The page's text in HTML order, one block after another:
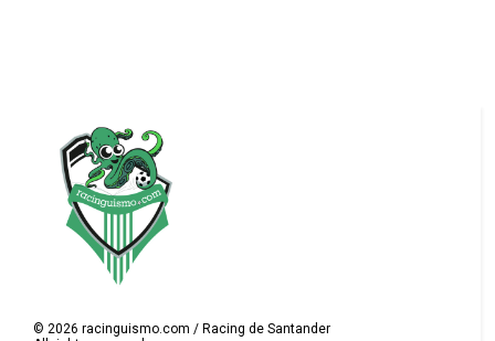
© 2026 racinguismo.com / Racing de Santander